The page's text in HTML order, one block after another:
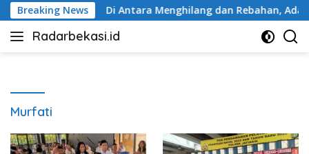
Langsung
ke
konten
Breaking NewsDi Antara Menghilang dan Rebahan, Ada
Radarbekasi.id
Berita
Murfati